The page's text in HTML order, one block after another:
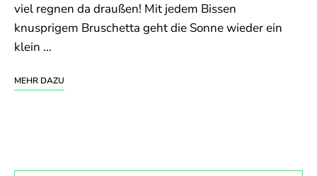
viel regnen da draußen! Mit jedem Bissen
knusprigem Bruschetta geht die Sonne wieder ein
klein …
MEHR DAZU